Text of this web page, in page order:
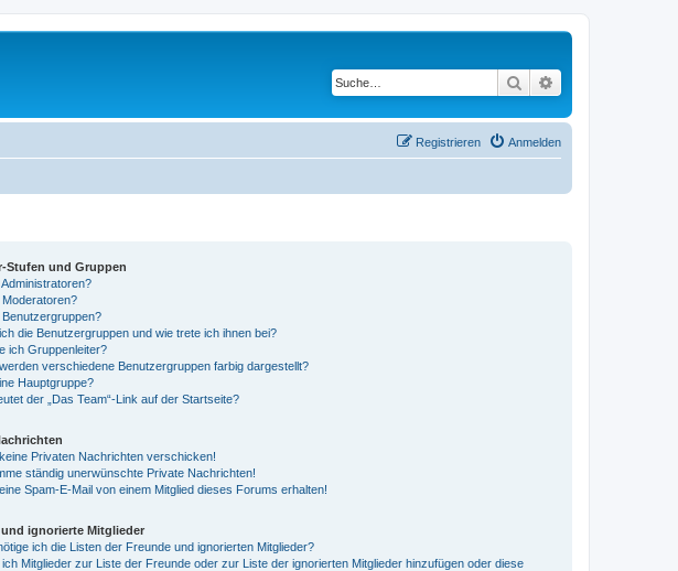
Suche
Anmelden
Registrieren
Stufen und Gruppen
die Benutzergruppen und wie trete ich ihnen bei?
ich Gruppenleiter?
verschiedene Benutzergruppen farbig dargestellt?
Hauptgruppe?
der „Das Team“-Link auf der Startseite?
Privaten Nachrichten verschicken!
ständig unerwünschte Private Nachrichten!
Spam-E-Mail von einem Mitglied dieses Forums erhalten!
ignorierte Mitglieder
ich die Listen der Freunde und ignorierten Mitglieder?
ich Mitglieder zur Liste der Freunde oder zur Liste der ignorierten Mitglieder hinzufügen oder diese